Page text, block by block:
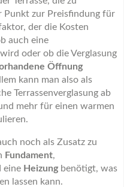
Punkt zur Preisfindung für
der die Kosten
auch eine
oder ob die Verglasung
Öffnung
kann man also als
Terrassenverglasung ab
mehr für einen warmen
noch als Zusatz zu
Fundament,
eine Heizung benötigt, was
lassen kann.